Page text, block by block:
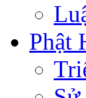
Phật